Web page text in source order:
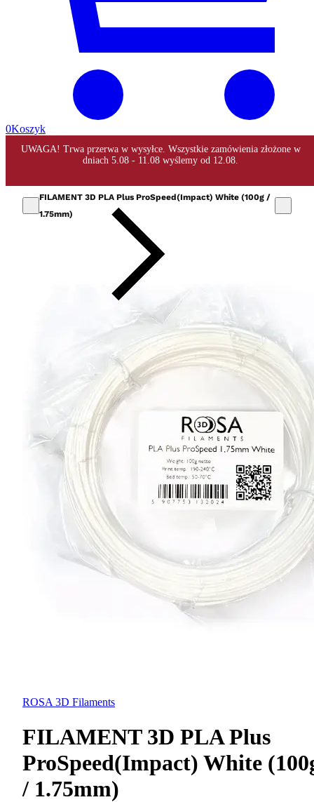
0Koszyk
FILAMENT 3D PLA Plus ProSpeed(Impact) White (100g /
1.75mm)
ROSA 3D Filaments
FILAMENT 3D PLA Plus
ProSpeed(Impact) White
/ 1.75mm)